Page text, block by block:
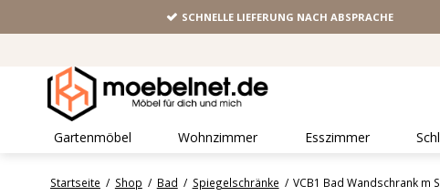
SCHNELLE LIEFERUNG NACH ABSPRACHE
Gartenmöbel Wohnzimmer Esszimmer
Startseite / Shop / Bad / Spiegelschränke / VCB1 Bad Wandschrank m